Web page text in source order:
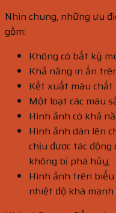
Nhìn chung, những ưu
gồm:
Không có bất kỳ
Khả năng in ấn
Kết xuất màu chất
Một loạt các màu
Hình ảnh có khả
Hình ảnh dán lên
chịu được tác
không bị phá hủy;
Hình ảnh trên
nhiệt độ khá mạnh